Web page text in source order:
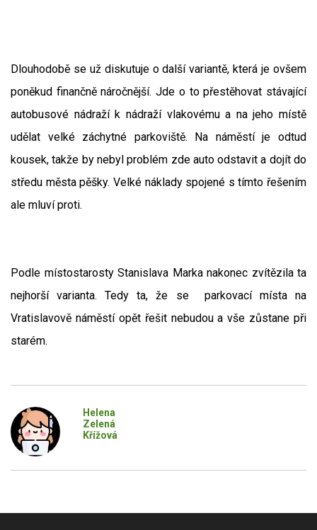
Dlouhodobě se už diskutuje o další variantě, která je ovšem
poněkud finančně náročnější. Jde o to přestěhovat stávající
autobusové nádraží k nádraží vlakovému a na jeho místě
udělat velké záchytné parkoviště. Na náměstí je odtud
kousek, takže by nebyl problém zde auto odstavit a dojít do
středu města pěšky. Velké náklady spojené s tímto řešením
ale mluví proti.
Podle místostarosty Stanislava Marka nakonec zvítězila ta
nejhorší varianta. Tedy ta, že se parkovací místa na
Vratislavově náměstí opět řešit nebudou a vše zůstane při
starém.
Helena
Zelená
Křížová